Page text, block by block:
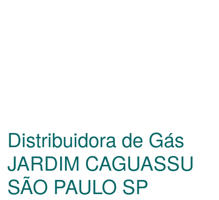
Distribuidora de Gás
JARDIM CAGUASSU
SÃO PAULO SP